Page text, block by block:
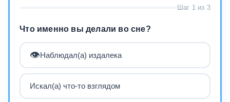
Шаг 1 из 3
Что именно вы делали во сне?
👁️Наблюдал(а) издалека
Искал(а) что-то взглядом